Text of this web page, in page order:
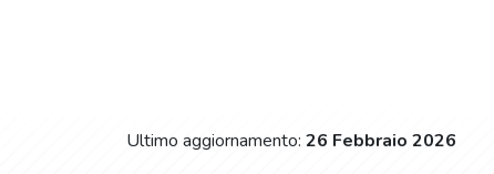
Ultimo aggiornamento: 26 Febbraio 2026